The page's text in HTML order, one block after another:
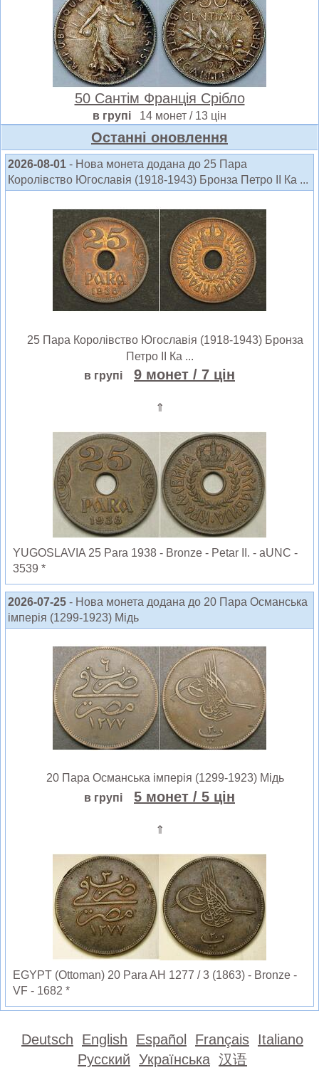
50 Сантім Франція Срібло
в групі 14 монет / 13 цін
Oстанні оновлення
2026-08-01 - Нова монета додана до 25 Пара
Королівство Югославія (1918-1943) Бронза Петро ІІ Ка ...
25 Пара Королівство Югославія (1918-1943) Бронза
Петро ІІ Ка ...
в групі
9 монет / 7 цін
⇑
YUGOSLAVIA 25 Para 1938 - Bronze - Petar II. - aUNC -
3539 *
2026-07-25 - Нова монета додана до 20 Пара Османська
імперія (1299-1923) Мідь
20 Пара Османська імперія (1299-1923) Мідь
в групі
5 монет / 5 цін
⇑
EGYPT (Ottoman) 20 Para AH 1277 / 3 (1863) - Bronze -
VF - 1682 *
Deutsch English Español Français Italiano
Русский Українська 汉语